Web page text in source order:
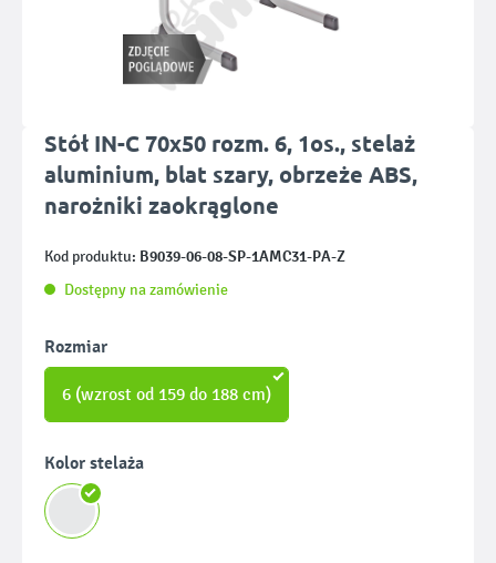
Stół IN-C 70x50 rozm. 6, 1os., stelaż
aluminium, blat szary, obrzeże ABS,
narożniki zaokrąglone
Kod produktu: B9039-06-08-SP-1AMC31-PA-Z
Dostępny na zamówienie
Wybierz
Rozmiar
6 (wzrost od 159 do 188 cm)
Wybierz
Kolor stelaża